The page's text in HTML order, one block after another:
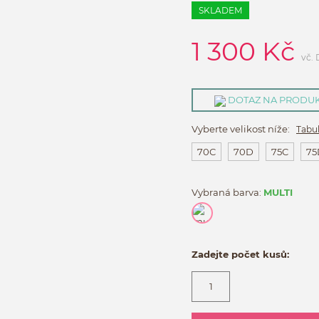
SKLADEM
1 300 Kč vč.
DOTAZ NA
Vyberte velikost níže:
70C 70D 75C
Vybraná barva: MULTI
Zadejte počet kusů: